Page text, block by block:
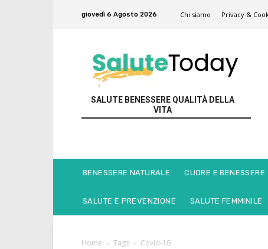
giovedì 6 Agosto 2026 Chi siamo Privacy &
SALUTE BENESSERE QUALITÀ DELLA
VITA
BENESSERE NATURALE CUORE E BENESSERE
SALUTE E PREVENZIONE SALUTE FEMMINILE
Home Tags Covid-16